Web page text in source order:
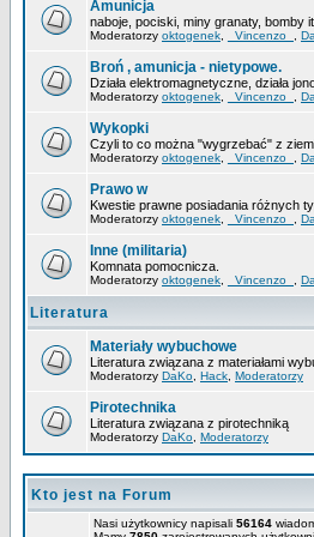
Amunicja
naboje, pociski, miny granaty, bomby
Moderatorzy oktogenek _Vincenzo_
Broń , amunicja - nietypowe.
Działa elektromagnetyczne, działa
Moderatorzy oktogenek _Vincenzo_
Wykopki
Czyli to co można "wygrzebać" z
Moderatorzy oktogenek _Vincenzo_
Prawo w
Kwestie prawne posiadania różnych
Moderatorzy oktogenek _Vincenzo_
Inne (militaria)
Komnata pomocnicza.
Moderatorzy oktogenek _Vincenzo_
Literatura
Materiały wybuchowe
Literatura związana z materiałami
Moderatorzy DaKo Hack Moderatorzy
Pirotechnika
Literatura związana z pirotechniką
Moderatorzy DaKo Moderatorzy
Kto jest na Forum
Nasi użytkownicy napisali 56164